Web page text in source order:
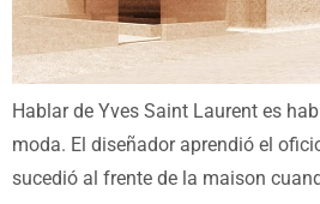
Hablar de Yves Saint Laurent es
moda. El diseñador aprendió el
sucedió al frente de la maison